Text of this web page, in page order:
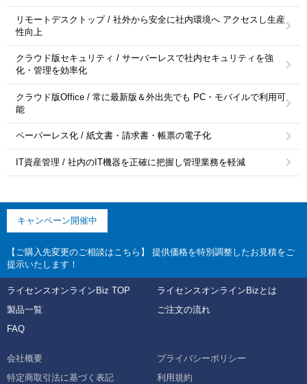
リモートデスクトップ / 社外から安全に社内環境へ アクセスし生産
性向上
クラウド版セキュリティ / サーバーレスで社内セキュリティを強
化・管理を効率化
クラウド版Office / 常に最新版＆外出先でも PC・モバイルで利用可
能
ペーパーレス化 / 紙文書・請求書・帳票の電子化
IT資産管理 / 社内のIT機器を正確に把握し管理業務を軽減
キャンペーン開催中
【ご購入先変更のご相談はこちら】 提供価格を特別調整したお見積をご
提示いたします！
ライセンスオンラインBiz TOP
ライセンスオンラインBizとは
製品一覧
ご注文の流れ
FAQ
会社概要
プライバシーポリシー
特定商取引法に基づく表記
利用規約